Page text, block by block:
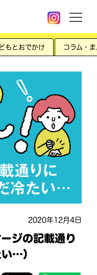
もとおでかけ コラム・
2020年12月4日
ジの記載通り
…）